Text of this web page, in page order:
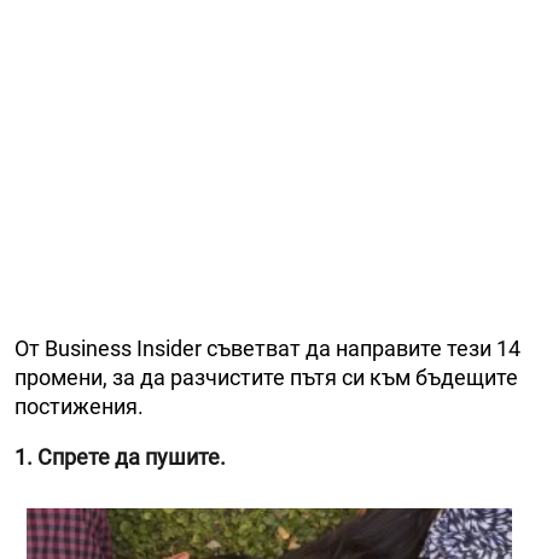
От Business Insider съветват да направите тези 14
промени, за да разчистите пътя си към бъдещите
постижения.
1. Спрете да пушите.